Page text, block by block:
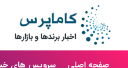
صفحه اصلی سرویس های